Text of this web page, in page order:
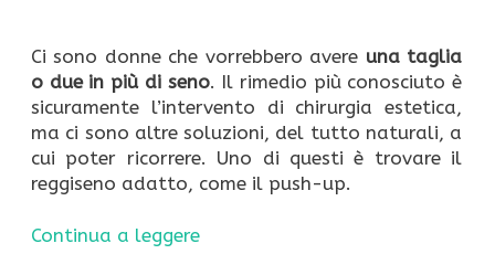
Ci sono donne che vorrebbero avere una taglia
o due in più di seno. Il rimedio più conosciuto è
sicuramente l’intervento di chirurgia estetica,
ma ci sono altre soluzioni, del tutto naturali, a
cui poter ricorrere. Uno di questi è trovare il
reggiseno adatto, come il push-up.
Continua a leggere